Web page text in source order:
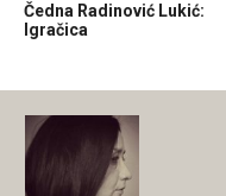
Čedna Radinović Lukić:
Igračica